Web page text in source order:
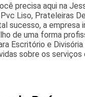
precisa aqui na
Liso, Prateleiras
sucesso, a empresa
de uma forma
Escritório e
sobre os